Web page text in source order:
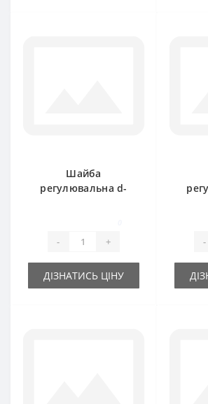
Шайба
регулювальна d-
- +
ДІЗНАТИСЬ ЦІНУ
-